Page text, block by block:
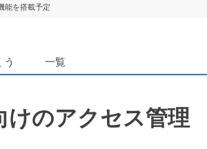
能を搭載予定
う 一覧
のアクセス管理